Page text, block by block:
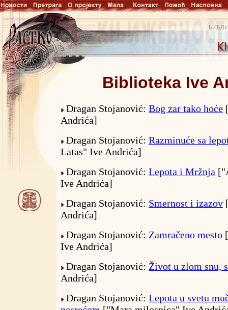
Biblioteka Ive
Dragan Stojanović: Bog zar tako hoće
Andrića]
Dragan Stojanović: Razminuće sa
Latas" Ive Andrića]
Dragan Stojanović: Lepota i Mržnja
Ive Andrića]
Dragan Stojanović: Smernost i izazov
Andrića]
Dragan Stojanović: Zamračeno mesto
Ive Andrića]
Dragan Stojanović: Život u zlom snu,
Andrića]
Dragan Stojanović: Lepota u svetu